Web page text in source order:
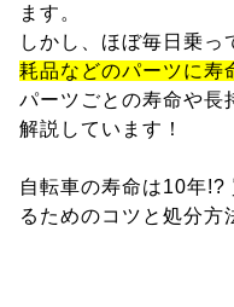
ます。
しかし、ほぼ毎日乗っ
耗品などのパーツに寿
パーツごとの寿命や長
解説しています！
自転車の寿命は10年!?
るためのコツと処分方